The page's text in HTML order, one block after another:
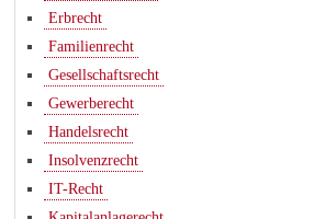
Erbrecht
Familienrecht
Gesellschaftsrecht
Gewerberecht
Handelsrecht
Insolvenzrecht
IT-Recht